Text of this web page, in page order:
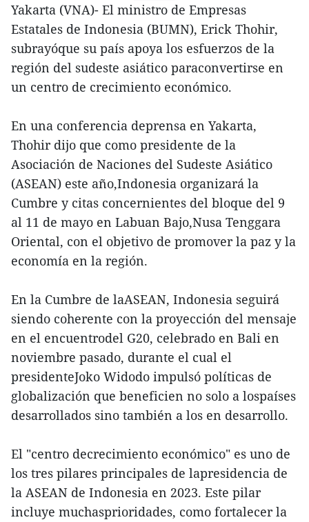
Yakarta (VNA)- El ministro de Empresas
Estatales de Indonesia (BUMN), Erick Thohir,
subrayóque su país apoya los esfuerzos de la
región del sudeste asiático paraconvertirse en
un centro de crecimiento económico.
En una conferencia deprensa en Yakarta,
Thohir dijo que como presidente de la
Asociación de Naciones del Sudeste Asiático
(ASEAN) este año,Indonesia organizará la
Cumbre y citas concernientes del bloque del 9
al 11 de mayo en Labuan Bajo,Nusa Tenggara
Oriental, con el objetivo de promover la paz y la
economía en la región.
En la Cumbre de laASEAN, Indonesia seguirá
siendo coherente con la proyección del mensaje
en el encuentrodel G20, celebrado en Bali en
noviembre pasado, durante el cual el
presidenteJoko Widodo impulsó políticas de
globalización que beneficien no solo a lospaíses
desarrollados sino también a los en desarrollo.
El "centro decrecimiento económico" es uno de
los tres pilares principales de lapresidencia de
la ASEAN de Indonesia en 2023. Este pilar
incluye muchasprioridades, como fortalecer la